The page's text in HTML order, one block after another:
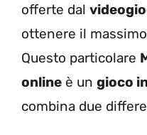
offerte dal
ottenere il
Questo particolare
online è un gioco
combina due